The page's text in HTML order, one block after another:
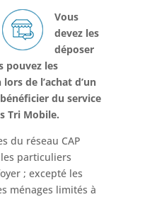
Vous
devez les
déposer
pouvez les
de l’achat d’un
du service
Tri Mobile.
du réseau CAP
particuliers
; excepté les
ménages limités à